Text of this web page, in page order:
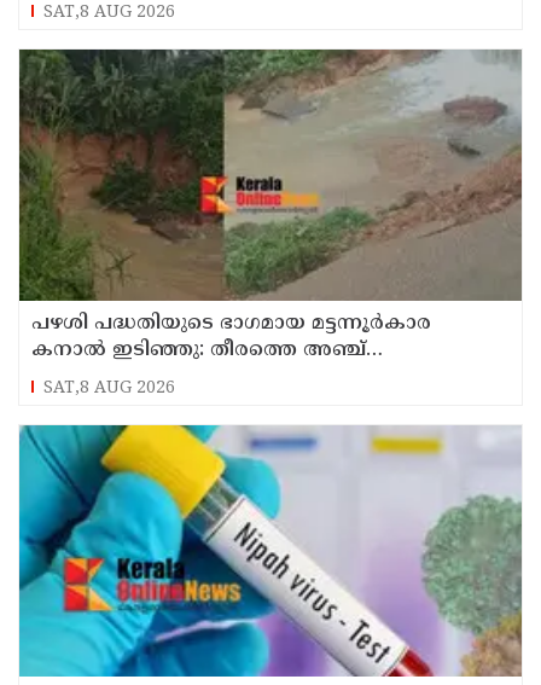
SAT,8 AUG 2026
പഴശി പദ്ധതിയുടെ ഭാഗമായ മട്ടന്നൂർകാര
കനാൽ ഇടിഞ്ഞു: തീരത്തെ അഞ്ച്
കുടുംബങ്ങളെ മാറ്റി
SAT,8 AUG 2026